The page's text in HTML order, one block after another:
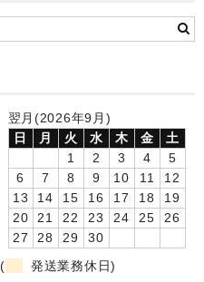
(集合)
(校歌)
翌月(2026年9月)
日
月 火 水 木 金
土
1
2 3 4
5
6
7 8 9 10 11
12
13
14 15 16 17 18
19
20
21 22 23 24 25
26
27
28 29
30
(
発送業務休日)